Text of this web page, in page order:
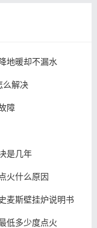
地暖却不漏水
么解决
障
是几年
火什么原因
麦斯壁挂炉说明书
低多少度点火